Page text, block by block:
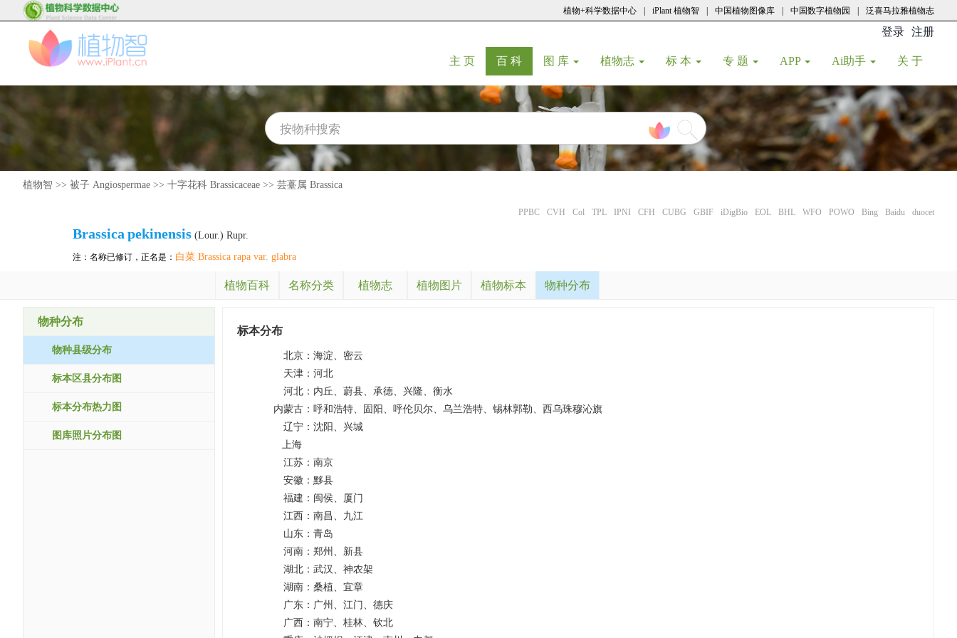
植物+科学数据中心 iPlant 植物智 中国植物图像库 中国数字植物园 泛喜马拉雅植物志
登录 注册
主 页(current)
百 科(current)
图 库 植物志 标 本 专 题 APP Ai助手 关 于
植物智 >> 被子 Angiospermae >> 十字花科 Brassicaceae >> 芸薹属 Brassica
PPBC CVH Col TPL IPNI CFH CUBG GBIF iDigBio EOL BHL WFO POWO Bing Baidu duocet
Brassica pekinensis (Lour.) Rupr.
注：名称已修订，正名是： 白菜 Brassica rapa var. glabra
植物百科 名称分类 植物志 植物图片 植物标本 物种分布
物种分布
物种县级分布
标本区县分布图
标本分布热力图
图库照片分布图
标本分布
北京： 海淀、密云
天津： 河北
河北： 内丘、蔚县、承德、兴隆、衡水
内蒙古： 呼和浩特、固阳、呼伦贝尔、乌兰浩特、锡林郭勒、西乌珠穆沁旗
辽宁： 沈阳、兴城
上海
江苏： 南京
安徽： 黟县
福建： 闽侯、厦门
江西： 南昌、九江
山东： 青岛
河南： 郑州、新县
湖北： 武汉、神农架
湖南： 桑植、宜章
广东： 广州、江门、德庆
广西： 南宁、桂林、钦北